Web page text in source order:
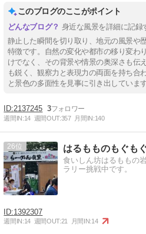
このブログのここがポイント
身近な風景を詳細に記録
静止した瞬間を切り取り、地元の風景や
特徴です。自然の変化や都市の移り変わ
けでなく、その背景や情景の奥深さも伝
も鋭く、観察力と表現力の両面を持ち合
と景色の多面性を見事に引き出しています
2137245 3
週間IN:14 週間OUT:357 月間IN:140
26 はるもものもぐも
食いしん坊はるももの
ラリー挑戦中です。
1392307
週間IN:14 週間OUT:21 月間IN:14